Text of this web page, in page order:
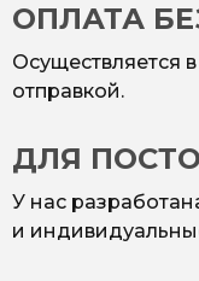
ОПЛАТА
Осуществляется
отправкой.
ДЛЯ
У нас
и